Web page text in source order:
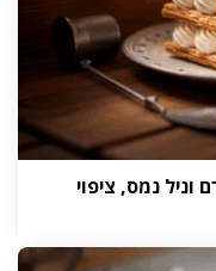
וניל נמס, ציפוי